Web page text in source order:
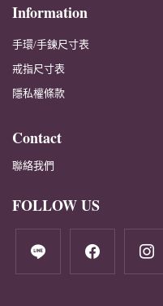
Information
手環/手鍊尺寸表
戒指尺寸表
隱私權條款
Contact
聯絡我們
FOLLOW US